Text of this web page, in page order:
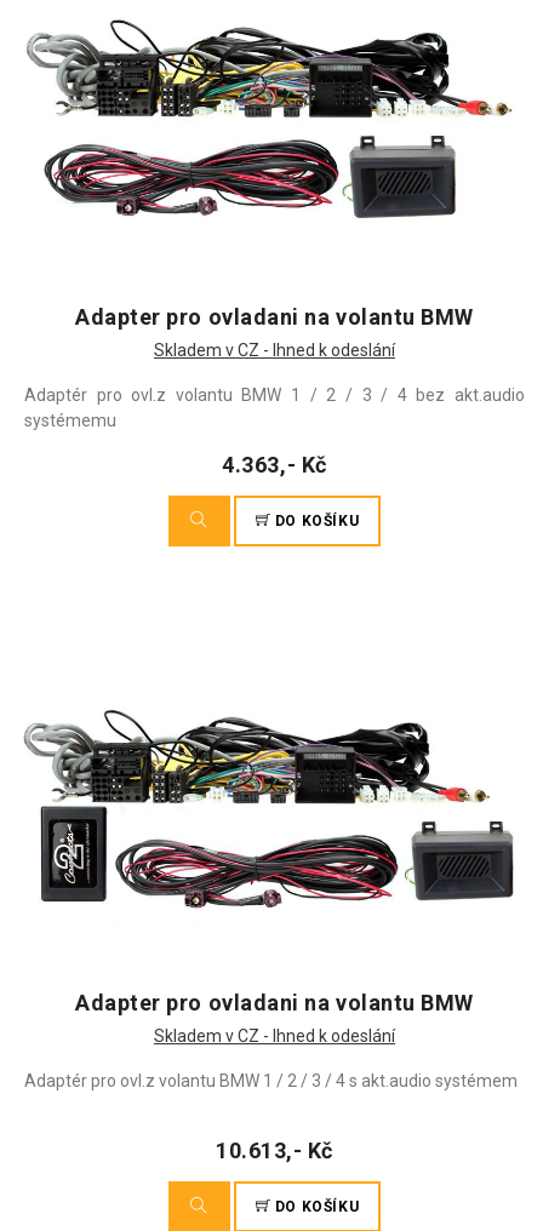
Adapter pro ovladani na volantu BMW
Skladem v CZ - Ihned k odeslání
Adaptér pro ovl.z volantu BMW 1 / 2 / 3 / 4 bez akt.audio
systémemu
4.363,- Kč
DO KOŠÍKU
Adapter pro ovladani na volantu BMW
Skladem v CZ - Ihned k odeslání
Adaptér pro ovl.z volantu BMW 1 / 2 / 3 / 4 s akt.audio systémem
10.613,- Kč
DO KOŠÍKU